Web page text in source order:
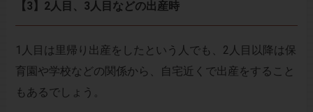
【3】2人目、3人目などの出産時
1人目は里帰り出産をしたという人でも、2人目以降は保
育園や学校などの関係から、自宅近くで出産をすること
もあるでしょう。